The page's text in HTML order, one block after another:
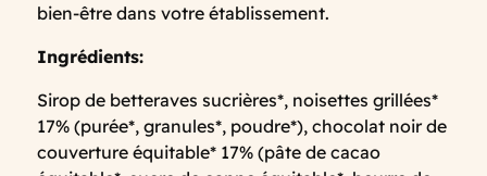
bien-être dans votre établissement.
Ingrédients:
Sirop de betteraves sucrières*, noisettes grillées*
17% (purée*, granules*, poudre*), chocolat noir de
couverture équitable* 17% (pâte de cacao